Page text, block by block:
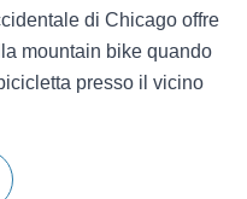
di Chicago offre
mountain bike quando
presso il vicino